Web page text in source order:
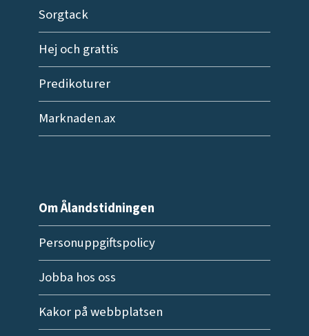
Sorgtack
Hej och grattis
Predikoturer
Marknaden.ax
Om Ålandstidningen
Personuppgiftspolicy
Jobba hos oss
Kakor på webbplatsen